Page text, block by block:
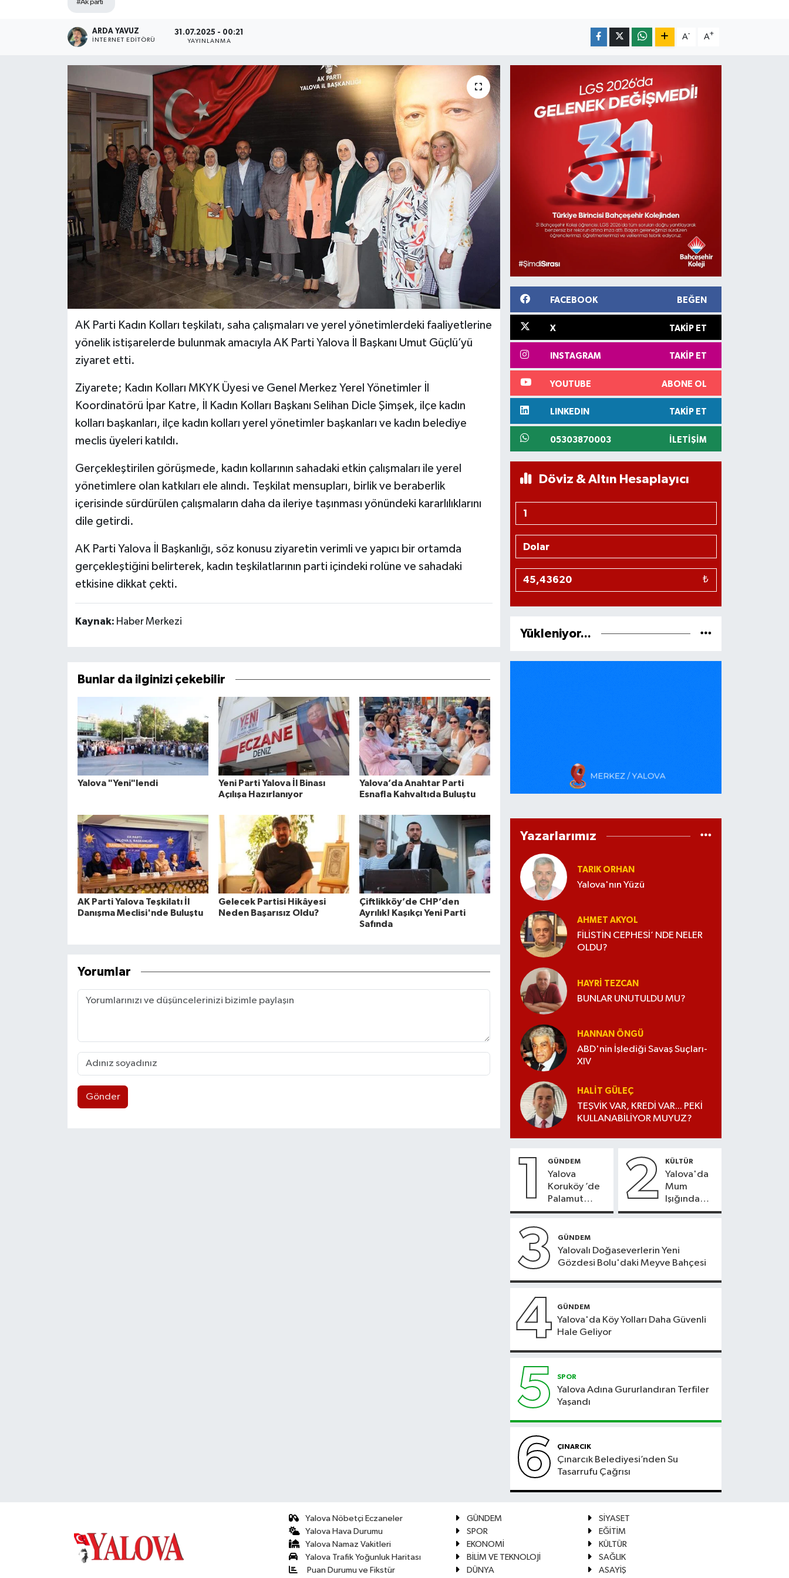
#Ak parti
ARDA YAVUZ
İNTERNET EDITÖRÜ
31.07.2025 - 00:21
YAYINLANMA
A- A+
AK Parti Kadın Kolları teşkilatı, saha çalışmaları ve yerel yönetimlerdeki faaliyetlerine
yönelik istişarelerde bulunmak amacıyla AK Parti Yalova İl Başkanı Umut Güçlü’yü
ziyaret etti.
Ziyarete; Kadın Kolları MKYK Üyesi ve Genel Merkez Yerel Yönetimler İl
Koordinatörü İpar Katre, İl Kadın Kolları Başkanı Selihan Dicle Şimşek, ilçe kadın
kolları başkanları, ilçe kadın kolları yerel yönetimler başkanları ve kadın belediye
meclis üyeleri katıldı.
Gerçekleştirilen görüşmede, kadın kollarının sahadaki etkin çalışmaları ile yerel
yönetimlere olan katkıları ele alındı. Teşkilat mensupları, birlik ve beraberlik
içerisinde sürdürülen çalışmaların daha da ileriye taşınması yönündeki kararlılıklarını
dile getirdi.
AK Parti Yalova İl Başkanlığı, söz konusu ziyaretin verimli ve yapıcı bir ortamda
gerçekleştiğini belirterek, kadın teşkilatlarının parti içindeki rolüne ve sahadaki
etkisine dikkat çekti.
Kaynak: Haber Merkezi
Bunlar da ilginizi çekebilir
Yalova "Yeni"lendi
Yeni Parti Yalova İl Binası
Açılışa Hazırlanıyor
Yalova’da Anahtar Parti
Esnafla Kahvaltıda Buluştu
AK Parti Yalova Teşkilatı İl
Danışma Meclisi'nde Buluştu
Gelecek Partisi Hikâyesi
Neden Başarısız Oldu?
Çiftlikköy’de CHP’den
Ayrılık! Kaşıkçı Yeni Parti
Safında
Yorumlar
Gönder
FACEBOOK BEĞEN
X TAKIP ET
INSTAGRAM TAKIP ET
YOUTUBE ABONE OL
LINKEDIN TAKIP ET
05303870003 İLETIŞIM
Döviz & Altın Hesaplayıcı
₺
Yükleniyor...
Yazarlarımız
TARIK ORHAN
Yalova'nın Yüzü
AHMET AKYOL
FİLİSTİN CEPHESİ’ NDE NELER
OLDU?
HAYRI TEZCAN
BUNLAR UNUTULDU MU?
HANNAN ÖNGÜ
ABD'nin İşlediği Savaş Suçları-
XIV
HALIT GÜLEÇ
TEŞVİK VAR, KREDİ VAR... PEKİ
KULLANABİLİYOR MUYUZ?
1 GÜNDEM
Yalova
Koruköy ’de
Palamut
Sezonu
2 KÜLTÜR
Yalova'da
Mum
Işığında
Konser
3 GÜNDEM
Yalovalı Doğaseverlerin Yeni
Gözdesi Bolu'daki Meyve Bahçesi
4 GÜNDEM
Yalova'da Köy Yolları Daha Güvenli
Hale Geliyor
5 SPOR
Yalova Adına Gururlandıran Terfiler
Yaşandı
6 ÇINARCIK
Çınarcık Belediyesi’nden Su
Tasarrufu Çağrısı
Yalova Nöbetçi Eczaneler
Yalova Hava Durumu
Yalova Namaz Vakitleri
Yalova Trafik Yoğunluk Haritası
Puan Durumu ve Fikstür
GÜNDEM
SİYASET
SPOR
EĞİTİM
EKONOMİ
KÜLTÜR
BİLİM VE TEKNOLOJİ
SAĞLIK
DÜNYA
ASAYİŞ
RESMİ İLAN